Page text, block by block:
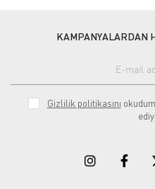
KAMPANYALARDAN
Gizlilik politikasını